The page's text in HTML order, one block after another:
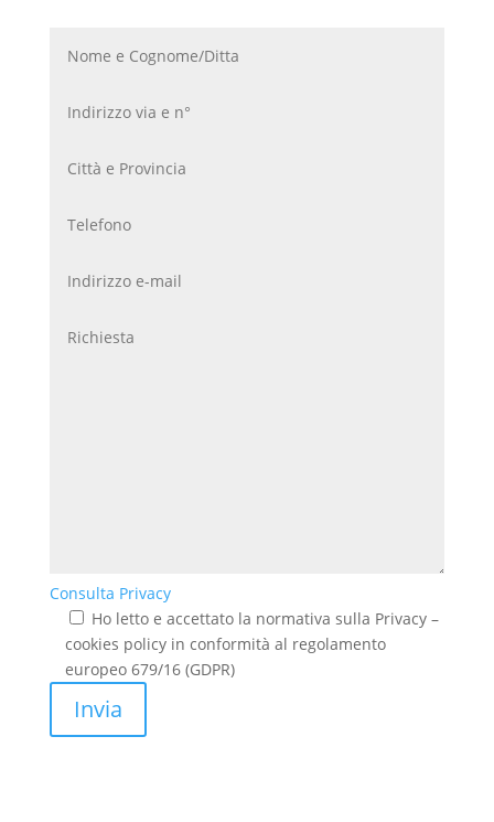
Consulta Privacy
Ho letto e accettato la normativa sulla Privacy –
cookies policy in conformità al regolamento
europeo 679/16 (GDPR)
Invia